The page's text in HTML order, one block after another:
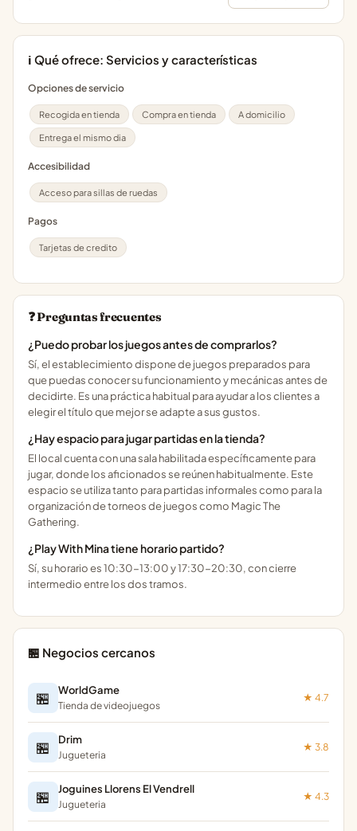
ℹ️ Qué ofrece: Servicios y características
Opciones de servicio
Recogida en tienda Compra en tienda A domicilio
Entrega el mismo dia
Accesibilidad
Acceso para sillas de ruedas
Pagos
Tarjetas de credito
❓ Preguntas frecuentes
¿Puedo probar los juegos antes de comprarlos?
Sí, el establecimiento dispone de juegos preparados para
que puedas conocer su funcionamiento y mecánicas antes de
decidirte. Es una práctica habitual para ayudar a los clientes a
elegir el título que mejor se adapte a sus gustos.
¿Hay espacio para jugar partidas en la tienda?
El local cuenta con una sala habilitada específicamente para
jugar, donde los aficionados se reúnen habitualmente. Este
espacio se utiliza tanto para partidas informales como para la
organización de torneos de juegos como Magic The
Gathering.
¿Play With Mina tiene horario partido?
Sí, su horario es 10:30-13:00 y 17:30-20:30, con cierre
intermedio entre los dos tramos.
🏪 Negocios cercanos
🏪 WorldGame
Tienda de videojuegos
★ 4.7
🏪 Drim
Jugueteria
★ 3.8
🏪 Joguines Llorens El Vendrell
Jugueteria
★ 4.3